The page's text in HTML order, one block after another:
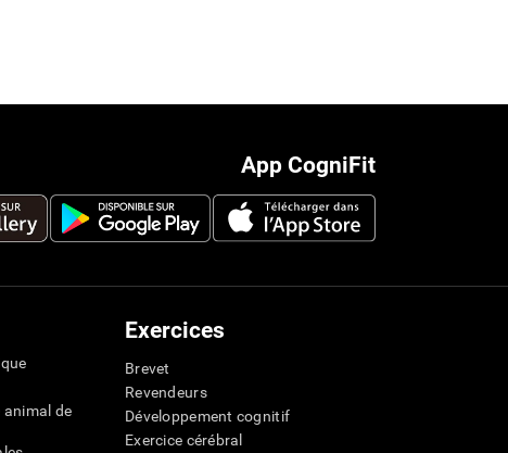
App CogniFit
animal de
Exercices
Brevet
Revendeurs
Développement cognitif
Exercice cérébral